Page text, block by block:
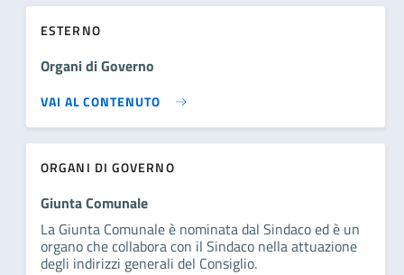
ESTERNO
Organi di Governo
VAI AL CONTENUTO
ORGANI DI GOVERNO
Giunta Comunale
La Giunta Comunale è nominata dal Sindaco ed è un
organo che collabora con il Sindaco nella attuazione
degli indirizzi generali del Consiglio.